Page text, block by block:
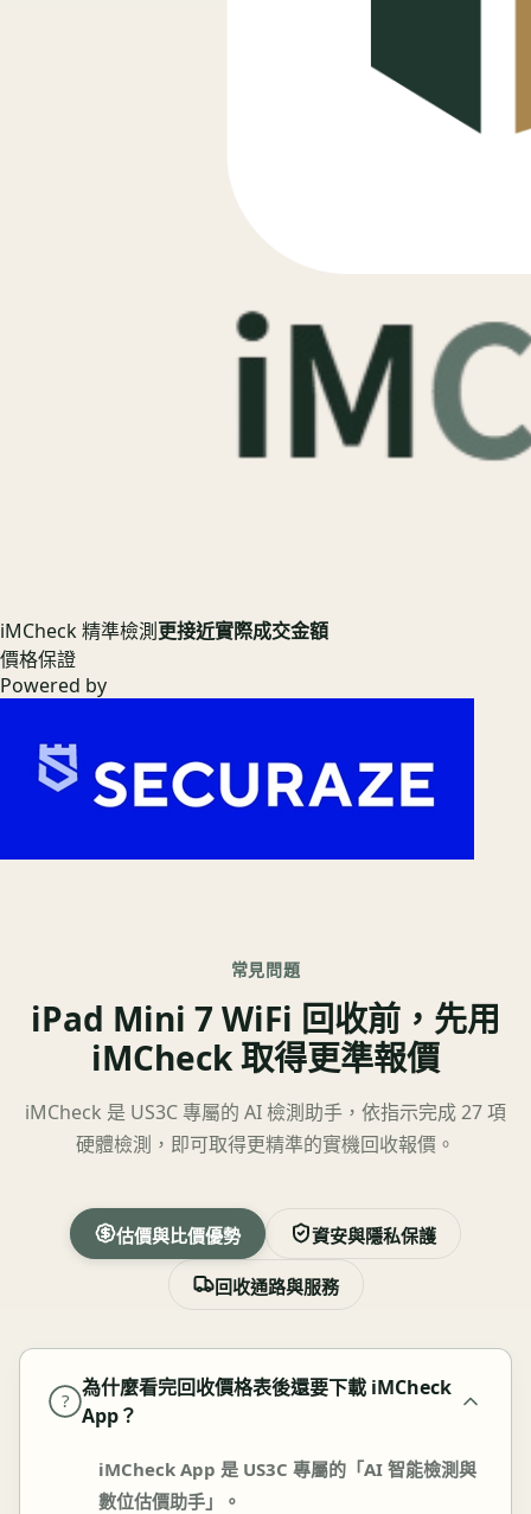
iMCheck 精準檢測更接近實際成交金額
價格保證
Powered by
常見問題
iPad Mini 7 WiFi 回收前，先用
iMCheck 取得更準報價
iMCheck 是 US3C 專屬的 AI 檢測助手，依指示完成 27 項
硬體檢測，即可取得更精準的實機回收報價。
估價與比價優勢 資安與隱私保護
回收通路與服務
?
為什麼看完回收價格表後還要下載 iMCheck
App？
iMCheck App 是 US3C 專屬的「AI 智能檢測與
數位估價助手」。